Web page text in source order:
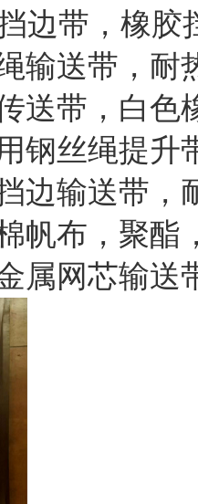
边带，橡胶
输送带，耐
送带，白色
钢丝绳提升
边输送带，
帆布，聚酯
属网芯输送